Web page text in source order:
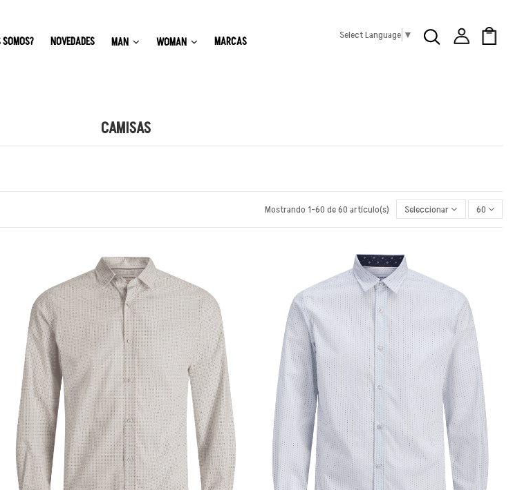
Select Language ▼
NOVEDADES MAN WOMAN MARCAS
CAMISAS
Mostrando 1-60 de 60 artículo(s) Seleccionar 60